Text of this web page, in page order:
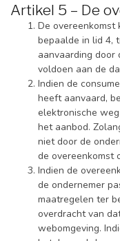
Artikel 5 – De
De overeenkomst
bepaalde in lid 4,
aanvaarding door
voldoen aan de
Indien de
heeft aanvaard,
elektronische
het aanbod.
niet door de
de overeenkomst
Indien de
de ondernemer
maatregelen ter
overdracht van
webomgeving.